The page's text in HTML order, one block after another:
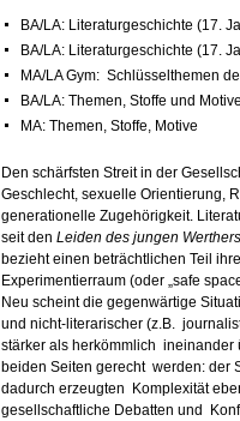
BA/LA: Literaturgeschichte (17.
BA/LA: Literaturgeschichte (17.
MA/LA Gym: Schlüsselthemen
BA/LA: Themen, Stoffe und
MA: Themen, Stoffe, Motive
Den schärfsten Streit in der
Geschlecht, sexuelle Orientierung,
generationelle Zugehörigkeit.
seit den Leiden des jungen Werthers
bezieht einen beträchtlichen Teil
Experimentierraum (oder „safe
Neu scheint die gegenwärtige
und nicht-literarischer (z.B.
stärker als herkömmlich ineinander
beiden Seiten gerecht werden: der
dadurch erzeugten Komplexität
gesellschaftliche Debatten und